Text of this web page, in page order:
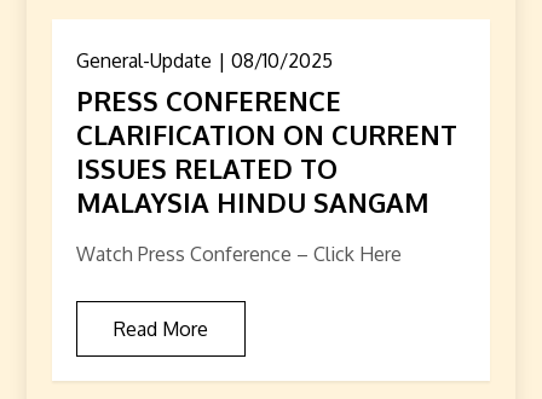
General-Update 08/10/2025
PRESS CONFERENCE
CLARIFICATION ON CURRENT
ISSUES RELATED TO
MALAYSIA HINDU SANGAM
Watch Press Conference – Click Here
Read More